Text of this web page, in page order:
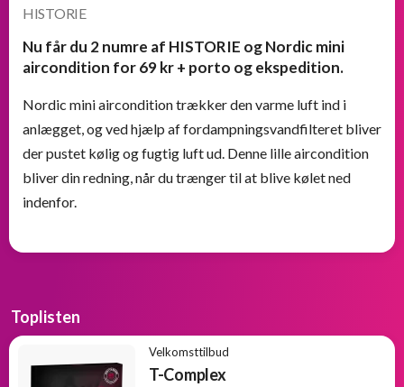
HISTORIE
Nu får du 2 numre af HISTORIE og Nordic mini
aircondition for 69 kr + porto og ekspedition.
Nordic mini aircondition trækker den varme luft ind i
anlægget, og ved hjælp af fordampningsvandfilteret bliver
der pustet kølig og fugtig luft ud. Denne lille aircondition
bliver din redning, når du trænger til at blive kølet ned
indenfor.
Toplisten
Velkomsttilbud
T-Complex